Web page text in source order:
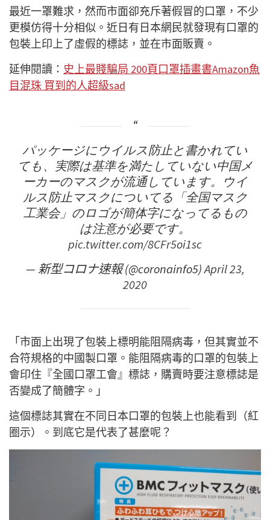
最近一罩難求，然而市面卻充斥著假冒的口罩，不少
更模仿得十分相似。近日有日本網民就發現有口罩的
包裝上印上了虛假的標誌，並在市面販賣。
延伸閱讀： 史上最賤騙局 200頁口罩插畫書Amazon魚
目混珠 買到的人超級sad
パッケージにウイルス防止と書かれてい
ても、実際は基準を満たしていない中国メ
ーカーのマスクが流通しています。ウイ
ルス防止マスクについてる「全国マスク
工業会」のロゴが簡体字になってるもの
は注意が必要です。
pic.twitter.com/8CFr5oi1sc
— 新型コロナ速報 (@coronainfo5)April 23,
2020
「市面上出現了包裝上標明能阻隔病毒，但其實並不
合符規格的中國製口罩。能阻隔病毒的口罩的包裝上
會印住『全國口罩工會』標誌，購賣時要注意標誌是
否變成了簡體字。」
這個標誌其實在不同日本口罩的包裝上也能看到（紅
圈示）。到底它是代表了甚麼呢？